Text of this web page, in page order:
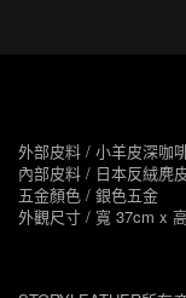
外部皮料 / 小羊皮深咖
內部皮料 / 日本反絨麂
五金顏色 / 銀色五金
外觀尺寸 / 寬 37cm x